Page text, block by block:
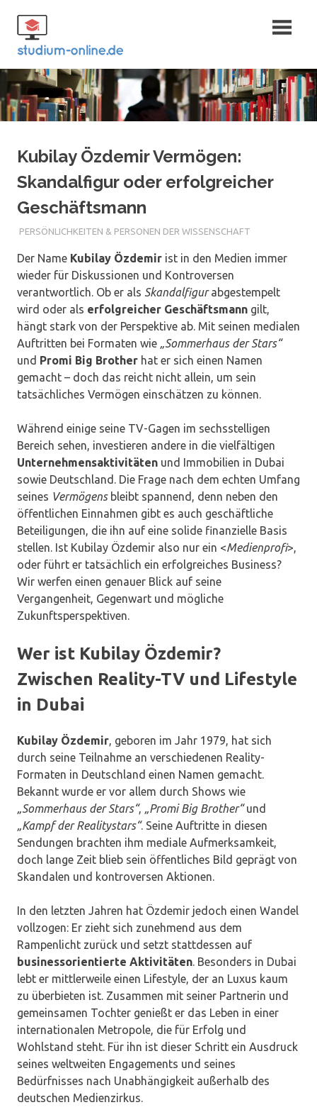
Inhalt
springen
Fernstudium
und Bachelor
Kubilay Özdemir Vermögen:
Skandalfigur oder erfolgreicher
Geschäftsmann
PERSÖNLICHKEITEN & PERSONEN DER WISSENSCHAFT
Der Name Kubilay Özdemir ist in den Medien immer
wieder für Diskussionen und Kontroversen
verantwortlich. Ob er als Skandalfigurabgestempelt
wird oder als erfolgreicher Geschäftsmann gilt,
hängt stark von der Perspektive ab. Mit seinen medialen
Auftritten bei Formaten wie „Sommerhaus der Stars“
und Promi Big Brother hat er sich einen Namen
gemacht – doch das reicht nicht allein, um sein
tatsächliches Vermögen einschätzen zu können.
Während einige seine TV-Gagen im sechsstelligen
Bereich sehen, investieren andere in die vielfältigen
Unternehmensaktivitäten und Immobilien in Dubai
sowie Deutschland. Die Frage nach dem echten Umfang
seines Vermögensbleibt spannend, denn neben den
öffentlichen Einnahmen gibt es auch geschäftliche
Beteiligungen, die ihn auf eine solide finanzielle Basis
stellen. Ist Kubilay Özdemir also nur ein <Medienprofi>,
oder führt er tatsächlich ein erfolgreiches Business?
Wir werfen einen genauer Blick auf seine
Vergangenheit, Gegenwart und mögliche
Zukunftsperspektiven.
Wer ist Kubilay Özdemir?
Zwischen Reality-TV und Lifestyle
in Dubai
Kubilay Özdemir, geboren im Jahr 1979, hat sich
durch seine Teilnahme an verschiedenen Reality-
Formaten in Deutschland einen Namen gemacht.
Bekannt wurde er vor allem durch Shows wie
„Sommerhaus der Stars“, „Promi Big Brother“und
„Kampf der Realitystars“. Seine Auftritte in diesen
Sendungen brachten ihm mediale Aufmerksamkeit,
doch lange Zeit blieb sein öffentliches Bild geprägt von
Skandalen und kontroversen Aktionen.
In den letzten Jahren hat Özdemir jedoch einen Wandel
vollzogen: Er zieht sich zunehmend aus dem
Rampenlicht zurück und setzt stattdessen auf
businessorientierte Aktivitäten. Besonders in Dubai
lebt er mittlerweile einen Lifestyle, der an Luxus kaum
zu überbieten ist. Zusammen mit seiner Partnerin und
gemeinsamen Tochter genießt er das Leben in einer
internationalen Metropole, die für Erfolg und
Wohlstand steht. Für ihn ist dieser Schritt ein Ausdruck
seines weltweiten Engagements und seines
Bedürfnisses nach Unabhängigkeit außerhalb des
deutschen Medienzirkus.